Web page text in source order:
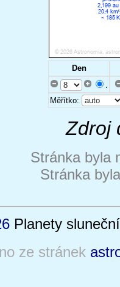
Den
.
Měřítko:
Zdroj
Stránka byla
Stránka
Planety
ze stránek